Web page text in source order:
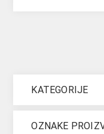
KATEGORIJE
OZNAKE